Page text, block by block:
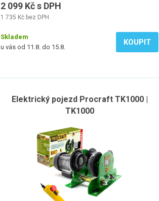
2 099 Kč s DPH
1 735 Kč bez DPH
Skladem
u vás od 11.8. do 15.8.
KOUPIT
Elektrický pojezd Procraft TK1000 |
TK1000